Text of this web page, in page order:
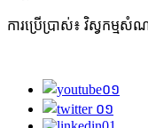
ការប្រើប្រាស់៖ វិស្វកម្ម